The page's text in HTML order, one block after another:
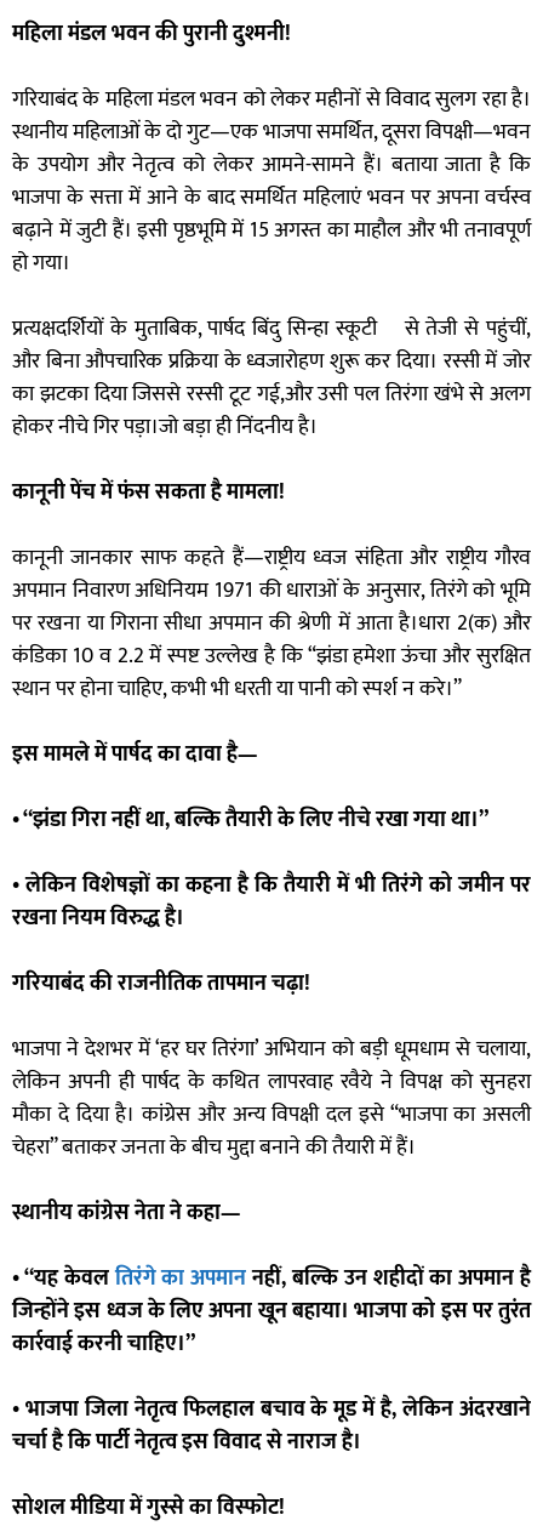
महिला मंडल भवन की पुरानी दुश्मनी!
गरियाबंद के महिला मंडल भवन को लेकर महीनों से विवाद सुलग रहा है।
स्थानीय महिलाओं के दो गुट—एक भाजपा समर्थित, दूसरा विपक्षी—भवन
के उपयोग और नेतृत्व को लेकर आमने-सामने हैं। बताया जाता है कि
भाजपा के सत्ता में आने के बाद समर्थित महिलाएं भवन पर अपना वर्चस्व
बढ़ाने में जुटी हैं। इसी पृष्ठभूमि में 15 अगस्त का माहौल और भी तनावपूर्ण
हो गया।
प्रत्यक्षदर्शियों के मुताबिक, पार्षद बिंदु सिन्हा स्कूटी से तेजी से पहुंचीं,
और बिना औपचारिक प्रक्रिया के ध्वजारोहण शुरू कर दिया। रस्सी में जोर
का झटका दिया जिससे रस्सी टूट गई,और उसी पल तिरंगा खंभे से अलग
होकर नीचे गिर पड़ा।जो बड़ा ही निंदनीय है।
कानूनी पेंच में फंस सकता है मामला!
कानूनी जानकार साफ कहते हैं—राष्ट्रीय ध्वज संहिता और राष्ट्रीय गौरव
अपमान निवारण अधिनियम 1971 की धाराओं के अनुसार, तिरंगे को भूमि
पर रखना या गिराना सीधा अपमान की श्रेणी में आता है।धारा 2(क) और
कंडिका 10 व 2.2 में स्पष्ट उल्लेख है कि “झंडा हमेशा ऊंचा और सुरक्षित
स्थान पर होना चाहिए, कभी भी धरती या पानी को स्पर्श न करे।”
इस मामले में पार्षद का दावा है—
• “झंडा गिरा नहीं था, बल्कि तैयारी के लिए नीचे रखा गया था।”
• लेकिन विशेषज्ञों का कहना है कि तैयारी में भी तिरंगे को जमीन पर
रखना नियम विरुद्ध है।
गरियाबंद की राजनीतिक तापमान चढ़ा!
भाजपा ने देशभर में ‘हर घर तिरंगा’ अभियान को बड़ी धूमधाम से चलाया,
लेकिन अपनी ही पार्षद के कथित लापरवाह रवैये ने विपक्ष को सुनहरा
मौका दे दिया है। कांग्रेस और अन्य विपक्षी दल इसे “भाजपा का असली
चेहरा” बताकर जनता के बीच मुद्दा बनाने की तैयारी में हैं।
स्थानीय कांग्रेस नेता ने कहा—
• “यह केवलतिरंगे का अपमाननहीं, बल्कि उन शहीदों का अपमान है
जिन्होंने इस ध्वज के लिए अपना खून बहाया। भाजपा को इस पर तुरंत
कार्रवाई करनी चाहिए।”
• भाजपा जिला नेतृत्व फिलहाल बचाव के मूड में है, लेकिन अंदरखाने
चर्चा है कि पार्टी नेतृत्व इस विवाद से नाराज है।
सोशल मीडिया में गुस्से का विस्फोट!